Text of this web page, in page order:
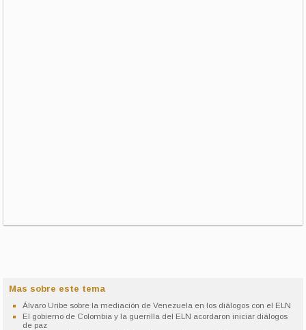
Mas sobre este tema
Álvaro Uribe sobre la mediación de Venezuela en los diálogos con el ELN
El gobierno de Colombia y la guerrilla del ELN acordaron iniciar diálogos
de paz